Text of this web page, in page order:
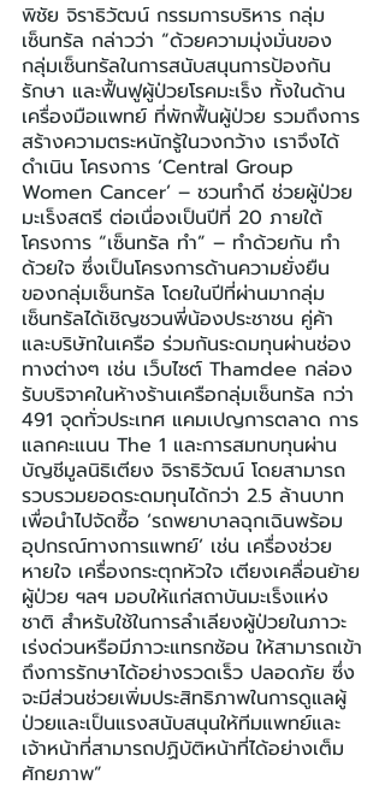
พิชัย จิราธิวัฒน์ กรรมการบริหาร กลุ่ม
เซ็นทรัล กล่าวว่า “ด้วยความมุ่งมั่นของ
กลุ่มเซ็นทรัลในการสนับสนุนการป้องกัน
รักษา และฟื้นฟูผู้ป่วยโรคมะเร็ง ทั้งในด้าน
เครื่องมือแพทย์ ที่พักฟื้นผู้ป่วย รวมถึงการ
สร้างความตระหนักรู้ในวงกว้าง เราจึงได้
ดำเนิน โครงการ ‘Central Group
Women Cancer’ – ชวนทำดี ช่วยผู้ป่วย
มะเร็งสตรี ต่อเนื่องเป็นปีที่ 20 ภายใต้
โครงการ “เซ็นทรัล ทำ” – ทำด้วยกัน ทำ
ด้วยใจ ซึ่งเป็นโครงการด้านความยั่งยืน
ของกลุ่มเซ็นทรัล โดยในปีที่ผ่านมากลุ่ม
เซ็นทรัลได้เชิญชวนพี่น้องประชาชน คู่ค้า
และบริษัทในเครือ ร่วมกันระดมทุนผ่านช่อง
ทางต่างๆ เช่น เว็บไซต์ Thamdee กล่อง
รับบริจาคในห้างร้านเครือกลุ่มเซ็นทรัล กว่า
491 จุดทั่วประเทศ แคมเปญการตลาด การ
แลกคะแนน The 1 และการสมทบทุนผ่าน
บัญชีมูลนิธิเตียง จิราธิวัฒน์ โดยสามารถ
รวบรวมยอดระดมทุนได้กว่า 2.5 ล้านบาท
เพื่อนำไปจัดซื้อ ‘รถพยาบาลฉุกเฉินพร้อม
อุปกรณ์ทางการแพทย์’ เช่น เครื่องช่วย
หายใจ เครื่องกระตุกหัวใจ เตียงเคลื่อนย้าย
ผู้ป่วย ฯลฯ มอบให้แก่สถาบันมะเร็งแห่ง
ชาติ สำหรับใช้ในการลำเลียงผู้ป่วยในภาวะ
เร่งด่วนหรือมีภาวะแทรกซ้อน ให้สามารถเข้า
ถึงการรักษาได้อย่างรวดเร็ว ปลอดภัย ซึ่ง
จะมีส่วนช่วยเพิ่มประสิทธิภาพในการดูแลผู้
ป่วยและเป็นแรงสนับสนุนให้ทีมแพทย์และ
เจ้าหน้าที่สามารถปฏิบัติหน้าที่ได้อย่างเต็ม
ศักยภาพ”